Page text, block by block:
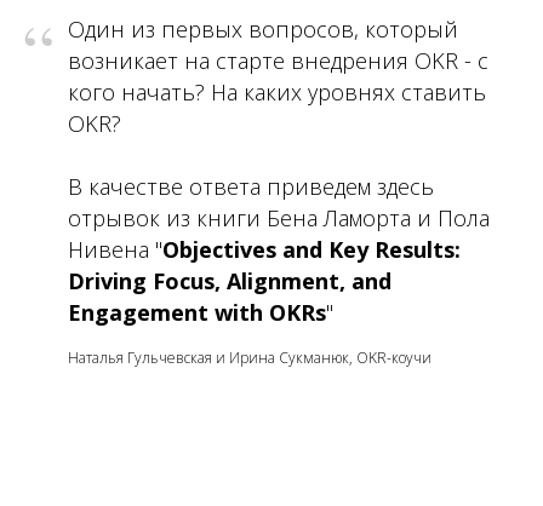
“ Один из первых вопросов, который
возникает на старте внедрения OKR - с
кого начать? На каких уровнях ставить
OKR?
В качестве ответа приведем здесь
отрывок из книги Бена Ламорта и Пола
Нивена "Objectives and Key Results:
Driving Focus, Alignment, and
Engagement with OKRs"
Наталья Гульчевская и Ирина Сукманюк, OKR-коучи